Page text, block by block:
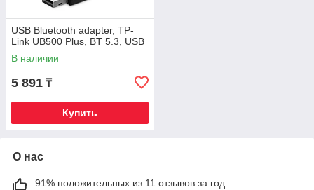
USB Bluetooth adapter, TP-
Link UB500 Plus, BT 5.3, USB
В наличии
5 891 ₸
Купить
О нас
91% положительных из 11 отзывов за год